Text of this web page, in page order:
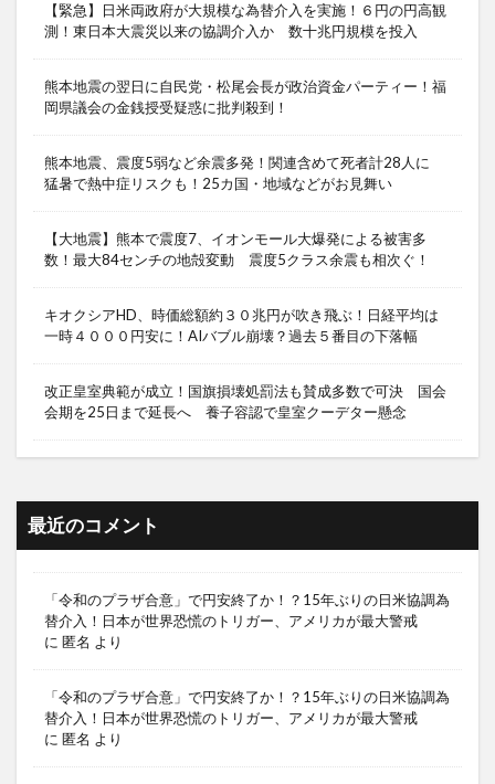
【緊急】日米両政府が大規模な為替介入を実施！６円の円高観
測！東日本大震災以来の協調介入か 数十兆円規模を投入
熊本地震の翌日に自民党・松尾会長が政治資金パーティー！福
岡県議会の金銭授受疑惑に批判殺到！
熊本地震、震度5弱など余震多発！関連含めて死者計28人に
猛暑で熱中症リスクも！25カ国・地域などがお見舞い
【大地震】熊本で震度7、イオンモール大爆発による被害多
数！最大84センチの地殻変動 震度5クラス余震も相次ぐ！
キオクシアHD、時価総額約３０兆円が吹き飛ぶ！日経平均は
一時４０００円安に！AIバブル崩壊？過去５番目の下落幅
改正皇室典範が成立！国旗損壊処罰法も賛成多数で可決 国会
会期を25日まで延長へ 養子容認で皇室クーデター懸念
最近のコメント
「令和のプラザ合意」で円安終了か！？15年ぶりの日米協調為
替介入！日本が世界恐慌のトリガー、アメリカが最大警戒
に 匿名 より
「令和のプラザ合意」で円安終了か！？15年ぶりの日米協調為
替介入！日本が世界恐慌のトリガー、アメリカが最大警戒
に 匿名 より